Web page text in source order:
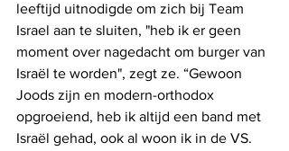
leeftijd uitnodigde om zich bij Team
Israel aan te sluiten, "heb ik er geen
moment over nagedacht om burger van
Israël te worden", zegt ze. “Gewoon
Joods zijn en modern-orthodox
opgroeiend, heb ik altijd een band met
Israël gehad, ook al woon ik in de VS.